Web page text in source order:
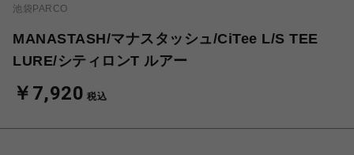
池袋PARCO
MANASTASH/マナスタッシュ/CiTee L/S TEE
LURE/シティロンT ルアー
￥7,920 税込